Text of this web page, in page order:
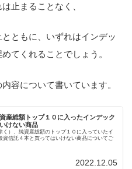
止まることなく、
ともに、いずれはインデッ
てくれることでしょう。
容について書いています。
産総額トップ１０に入ったインデック
けない商品
く）、純資産総額のトップ１０に入っていたイ
資信託４本と買ってはいけない商品についてご
2022.12.05